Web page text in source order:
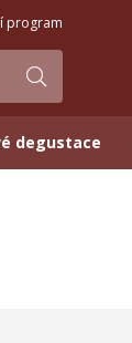
program
degustace